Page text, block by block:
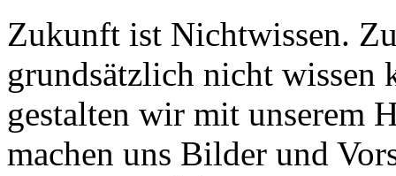
Zukunft ist Nichtwissen.
grundsätzlich nicht wissen
gestalten wir mit unserem
machen uns Bilder und